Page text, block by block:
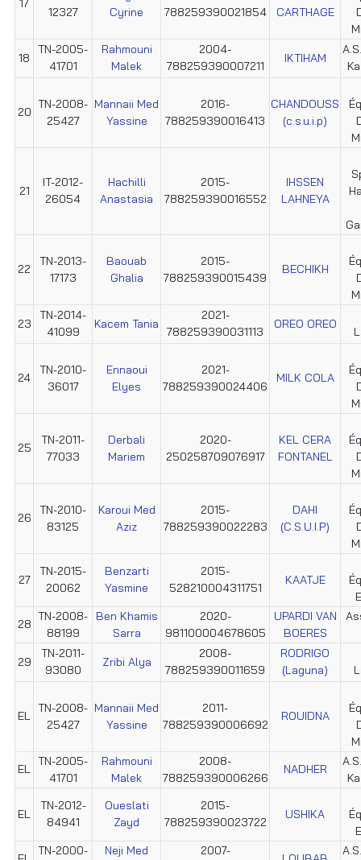
17
12327
Cyrine
788259390021854
CARTHAGE
18
TN-2005-
41701
Rahmouni
Malek
2004-
788259390007211
IKTIHAM
20
TN-2008-
25427
Mannaii Med
Yassine
2016-
788259390016413
CHANDOUSS
(c.s.u.i.p)
21
IT-2012-
26054
Hachilli
Anastasia
2015-
788259390016552
IHSSEN
LAHNEYA
22
TN-2013-
17173
Baouab
Ghalia
2015-
788259390015439
BECHIKH
23
TN-2014-
41099
Kacem Tania
2021-
788259390031113
OREO OREO
24
TN-2010-
36017
Ennaoui
Elyes
2021-
788259390024406
MILK COLA
25
TN-2011-
77033
Derbali
Mariem
2020-
250258709076917
KEL CERA
FONTANEL
26
TN-2010-
83125
Karoui Med
Aziz
2015-
788259390022283
DAHI
(C.S.U.I.P)
27
TN-2015-
20062
Benzarti
Yasmine
2015-
528210004311751
KAATJE
28
TN-2008-
88199
Ben Khamis
Sarra
2020-
981100004678605
UPARDI VAN
BOERES
29
TN-2011-
93080
Zribi Alya
2008-
788259390011659
RODRIGO
(Laguna)
EL
TN-2008-
25427
Mannaii Med
Yassine
2011-
788259390006692
ROUIDNA
EL
TN-2005-
41701
Rahmouni
Malek
2008-
788259390006266
NADHER
EL
TN-2012-
84941
Oueslati
Zayd
2015-
788259390023722
USHIKA
TN-2000-
Neji Med
2007-